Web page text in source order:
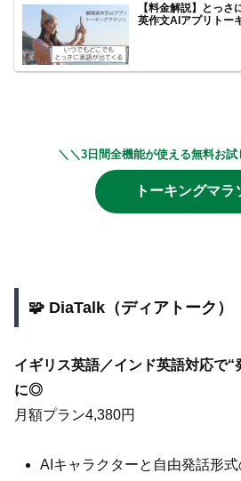
【料金解説】とっ
英作文AIアプリトー
＼＼3日間全機能が使える無料お
トーキングマラ
🧩 DiaTalk（ディアトーク）
イギリス英語／インド英語対応で“
に◎
月額プラン4,380円
AIキャラクターと自由発話形